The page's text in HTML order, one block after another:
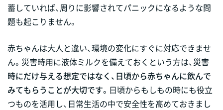
蓄していれば、周りに影響されてパニックになるような問
題も起こりません。
赤ちゃんは大人と違い、環境の変化にすぐに対応できませ
ん。災害時用に液体ミルクを備えておくという方は、 災害
時にだけ与える想定ではなく、日頃から赤ちゃんに飲んで
みてもらうことが大切です。 日頃からもしもの時にも役立
つものを活用し、日常生活の中で安全性を高めておきまし